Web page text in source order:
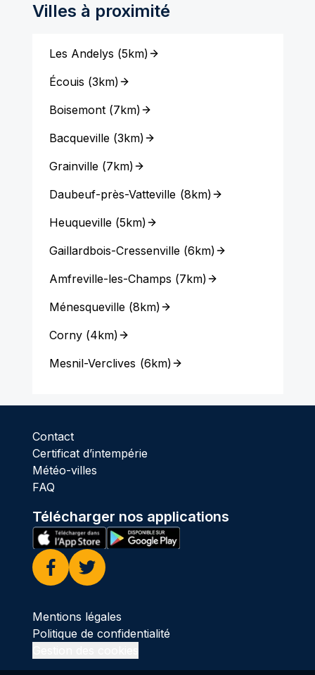
Villes à proximité
Les Andelys (5km)
Écouis (3km)
Boisemont(7km)
Bacqueville(3km)
Grainville(7km)
Daubeuf-près-Vatteville (8km)
Heuqueville(5km)
Gaillardbois-Cressenville(6km)
Amfreville-les-Champs (7km)
Ménesqueville(8km)
Corny(4km)
Mesnil-Verclives (6km)
Contact
Certificat d’intempérie
Météo-villes
FAQ
Télécharger nos applications
Facebook
Twitter
Mentions légales
Politique de confidentialité